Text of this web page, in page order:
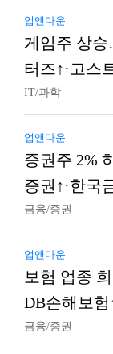
업앤다운
게임주 상
터즈↑·고스
IT/과학
업앤다운
증권주 2%
증권↑·한국
금융/증권
업앤다운
보험 업종
DB손해보험
금융/증권